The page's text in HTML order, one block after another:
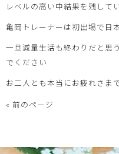
レベルの高い中結果を残して
亀岡トレーナーは初出場で日
一旦減量生活も終わりだと思
でください
お二人とも本当にお疲れさま
« 前のページ